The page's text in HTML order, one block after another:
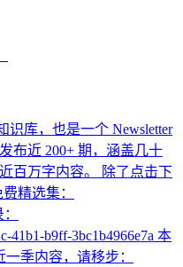
库，也是一个 Newsletter
布近 200+ 期，涵盖几十
百万字内容。 除了点击下
精选集：
41b1-b9ff-3bc1b4966e7a 本
季内容，请移步：